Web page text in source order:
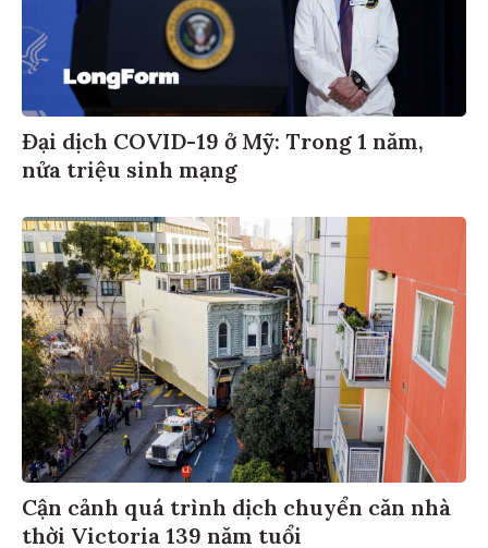
Đại dịch COVID-19 ở Mỹ: Trong 1 năm,
nửa triệu sinh mạng
Cận cảnh quá trình dịch chuyển căn nhà
thời Victoria 139 năm tuổi